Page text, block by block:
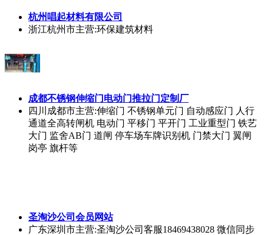
杭州唱起材料有限公司
浙江杭州市主营:环保建筑材料
成都不锈钢伸缩门电动门推拉门定制厂
四川成都市主营:伸缩门 不锈钢单元门 自动感应门 人行
通道全高转闸机 电动门 平移门 平开门 工业重型门 铁艺
大门 监舍AB门 道闸 停车场车牌识别机 门禁大门 翼闸
岗亭 旗杆等
圣淘沙公司会员网站
广东深圳市主营:圣淘沙公司客服18469438028 微信同步